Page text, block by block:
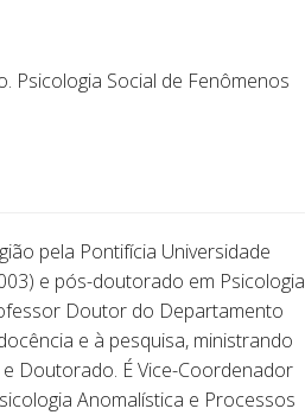
Psicologia Social de Fenômenos
pela Pontifícia Universidade
e pós-doutorado em Psicologia
Doutor do Departamento
e à pesquisa, ministrando
Doutorado. É Vice-Coordenador
Anomalística e Processos